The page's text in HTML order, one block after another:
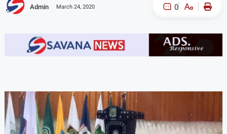
Admin March 24, 2020 0
A- A+